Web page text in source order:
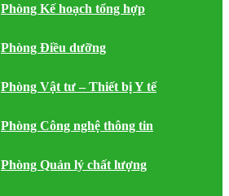
Phòng Kế hoạch tổng hợp
Phòng Điều dưỡng
Phòng Vật tư – Thiết bị Y tế
Phòng Công nghệ thông tin
Phòng Quản lý chất lượng